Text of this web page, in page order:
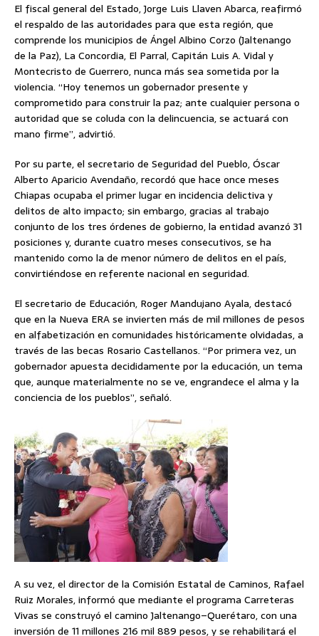
El fiscal general del Estado, Jorge Luis Llaven Abarca, reafirmó
el respaldo de las autoridades para que esta región, que
comprende los municipios de Ángel Albino Corzo (Jaltenango
de la Paz), La Concordia, El Parral, Capitán Luis A. Vidal y
Montecristo de Guerrero, nunca más sea sometida por la
violencia. “Hoy tenemos un gobernador presente y
comprometido para construir la paz; ante cualquier persona o
autoridad que se coluda con la delincuencia, se actuará con
mano firme”, advirtió.
Por su parte, el secretario de Seguridad del Pueblo, Óscar
Alberto Aparicio Avendaño, recordó que hace once meses
Chiapas ocupaba el primer lugar en incidencia delictiva y
delitos de alto impacto; sin embargo, gracias al trabajo
conjunto de los tres órdenes de gobierno, la entidad avanzó 31
posiciones y, durante cuatro meses consecutivos, se ha
mantenido como la de menor número de delitos en el país,
convirtiéndose en referente nacional en seguridad.
El secretario de Educación, Roger Mandujano Ayala, destacó
que en la Nueva ERA se invierten más de mil millones de pesos
en alfabetización en comunidades históricamente olvidadas, a
través de las becas Rosario Castellanos. “Por primera vez, un
gobernador apuesta decididamente por la educación, un tema
que, aunque materialmente no se ve, engrandece el alma y la
conciencia de los pueblos”, señaló.
A su vez, el director de la Comisión Estatal de Caminos, Rafael
Ruiz Morales, informó que mediante el programa Carreteras
Vivas se construyó el camino Jaltenango–Querétaro, con una
inversión de 11 millones 216 mil 889 pesos, y se rehabilitará el